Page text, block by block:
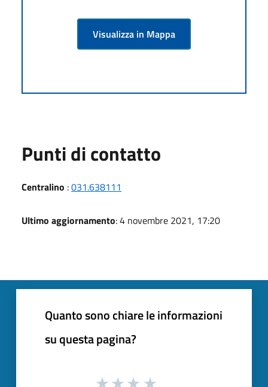
Visualizza in Mappa
Punti di contatto
Centralino :031.638111
Ultimo aggiornamento: 4 novembre 2021, 17:20
Quanto sono chiare le informazioni
su questa pagina?